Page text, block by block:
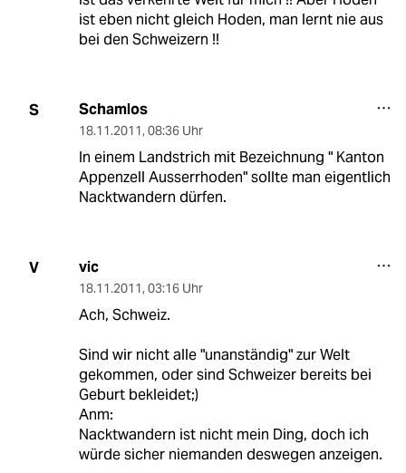
ist eben nicht gleich Hoden, man lernt nie aus
bei den Schweizern !!
S Schamlos
18.11.2011, 08:36 Uhr
In einem Landstrich mit Bezeichnung " Kanton
Appenzell Ausserrhoden" sollte man eigentlich
Nacktwandern dürfen.
V vic
18.11.2011, 03:16 Uhr
Ach, Schweiz.
Sind wir nicht alle "unanständig" zur Welt
gekommen, oder sind Schweizer bereits bei
Geburt bekleidet;)
Anm:
Nacktwandern ist nicht mein Ding, doch ich
würde sicher niemanden deswegen anzeigen.